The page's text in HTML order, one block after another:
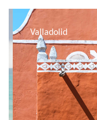
Valladolid